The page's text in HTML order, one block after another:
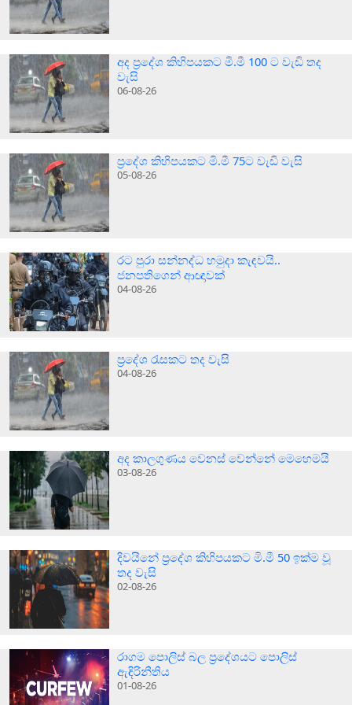
අද ප්‍රදේශ කිහිපයකට මි.මී 100 ට වැඩි තද
වැසි
06-08-26
ප්‍රදේශ කිහිපයකට මි.මී 75ට වැඩි වැසි
05-08-26
රට පුරා සන්නද්ධ හමුදා කැඳවයි..
ජනපතිගෙන් ආඥාවක්
04-08-26
ප්‍රදේශ රැසකට තද වැසි
04-08-26
අද කාලගුණය වෙනස් වෙන්නේ මෙහෙමයි
03-08-26
දිවයිනේ ප්‍රදේශ කිහිපයකට මි.මී 50 ඉක්ම වූ
තද වැසි
02-08-26
රාගම පොලිස් බල ප්‍රදේශයට පොලිස්
ඇඳිරිනීතිය
01-08-26